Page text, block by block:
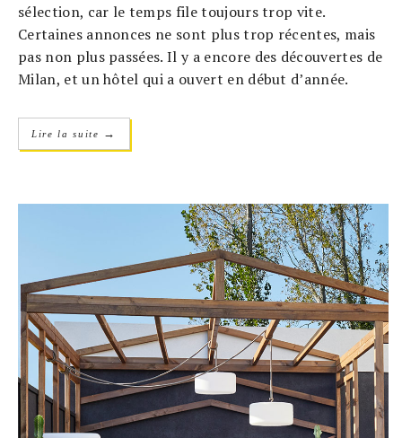
sélection, car le temps file toujours trop vite.
Certaines annonces ne sont plus trop récentes, mais
pas non plus passées. Il y a encore des découvertes de
Milan, et un hôtel qui a ouvert en début d’année.
Lire la suite →